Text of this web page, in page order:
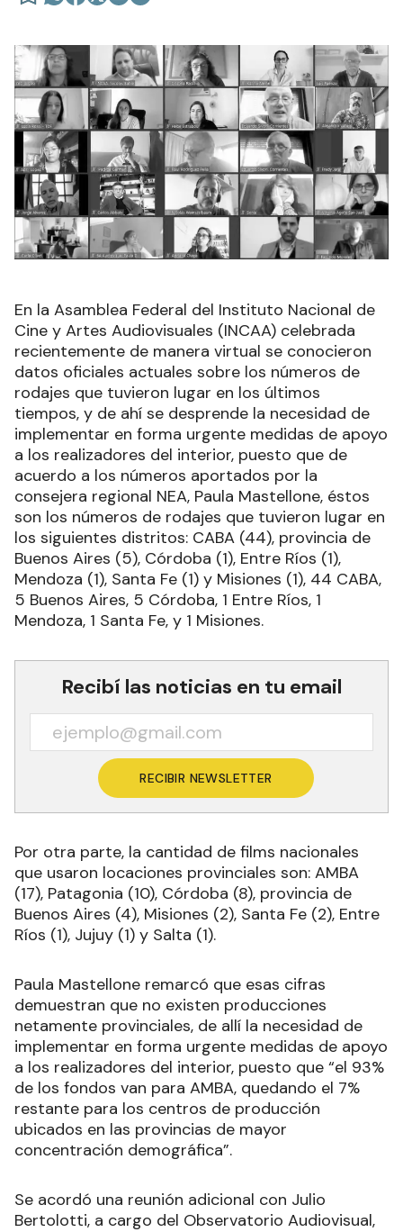
En la Asamblea Federal del Instituto Nacional de
Cine y Artes Audiovisuales (INCAA) celebrada
recientemente de manera virtual se conocieron
datos oficiales actuales sobre los números de
rodajes que tuvieron lugar en los últimos
tiempos, y de ahí se desprende la necesidad de
implementar en forma urgente medidas de apoyo
a los realizadores del interior, puesto que de
acuerdo a los números aportados por la
consejera regional NEA, Paula Mastellone, éstos
son los números de rodajes que tuvieron lugar en
los siguientes distritos: CABA (44), provincia de
Buenos Aires (5), Córdoba (1), Entre Ríos (1),
Mendoza (1), Santa Fe (1) y Misiones (1), 44 CABA,
5 Buenos Aires, 5 Córdoba, 1 Entre Ríos, 1
Mendoza, 1 Santa Fe, y 1 Misiones.
Recibí las noticias en tu email
RECIBIR NEWSLETTER
Por otra parte, la cantidad de films nacionales
que usaron locaciones provinciales son: AMBA
(17), Patagonia (10), Córdoba (8), provincia de
Buenos Aires (4), Misiones (2), Santa Fe (2), Entre
Ríos (1), Jujuy (1) y Salta (1).
Paula Mastellone remarcó que esas cifras
demuestran que no existen producciones
netamente provinciales, de allí la necesidad de
implementar en forma urgente medidas de apoyo
a los realizadores del interior, puesto que “el 93%
de los fondos van para AMBA, quedando el 7%
restante para los centros de producción
ubicados en las provincias de mayor
concentración demográfica”.
Se acordó una reunión adicional con Julio
Bertolotti, a cargo del Observatorio Audiovisual,